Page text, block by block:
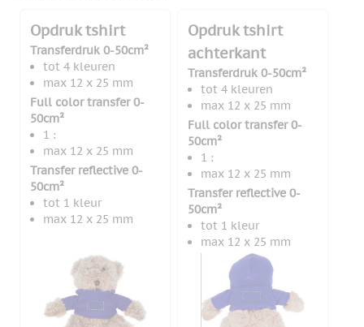
Opdruk tshirt
Transferdruk 0-50cm²
tot 4 kleuren
max 12 x 25 mm
Full color transfer 0-
50cm²
1 :
max 12 x 25 mm
Transfer reflective 0-
50cm²
tot 1 kleur
max 12 x 25 mm
Opdruk tshirt
achterkant
Transferdruk 0-50cm²
tot 4 kleuren
max 12 x 25 mm
Full color transfer 0-
50cm²
1 :
max 12 x 25 mm
Transfer reflective 0-
50cm²
tot 1 kleur
max 12 x 25 mm